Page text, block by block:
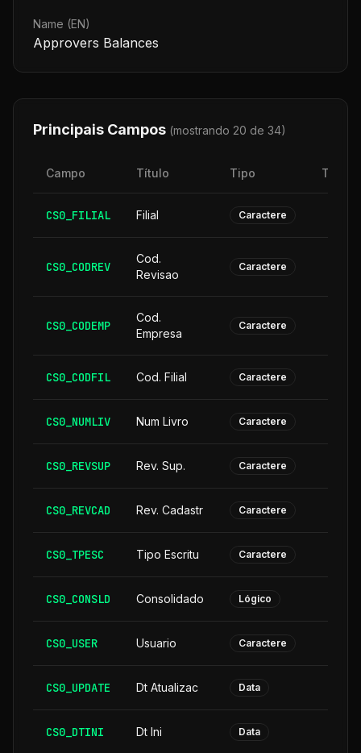
Name (EN)
Approvers Balances
Principais Campos (mostrando 20 de 34)
Campo Título Tipo
CS0_FILIAL Filial Caractere
CS0_CODREV
Cod.
Revisao
Caractere
CS0_CODEMP
Cod.
Empresa
Caractere
CS0_CODFIL Cod. Filial Caractere
CS0_NUMLIV Num Livro Caractere
CS0_REVSUP Rev. Sup. Caractere
CS0_REVCAD Rev. Cadastr Caractere
CS0_TPESC Tipo Escritu Caractere
CS0_CONSLD Consolidado Lógico
CS0_USER Usuario Caractere
CS0_UPDATE Dt Atualizac Data
CS0_DTINI Dt Ini Data